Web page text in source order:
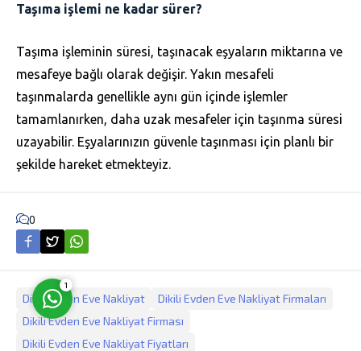
Taşıma işlemi ne kadar sürer?
Taşıma işleminin süresi, taşınacak eşyaların miktarına ve
mesafeye bağlı olarak değişir. Yakın mesafeli
taşınmalarda genellikle aynı gün içinde işlemler
tamamlanırken, daha uzak mesafeler için taşınma süresi
uzayabilir. Eşyalarınızın güvenle taşınması için planlı bir
şekilde hareket etmekteyiz.
0
Dikili Evden Eve Nakliyat
Dikili Evden Eve Nakliyat Firmaları
Dikili Evden Eve Nakliyat Firması
Dikili Evden Eve Nakliyat Fiyatları
Müşteri Temsilcisi
1